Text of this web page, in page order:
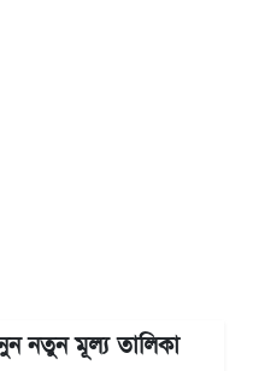
নতুন মূল্য তালিকা